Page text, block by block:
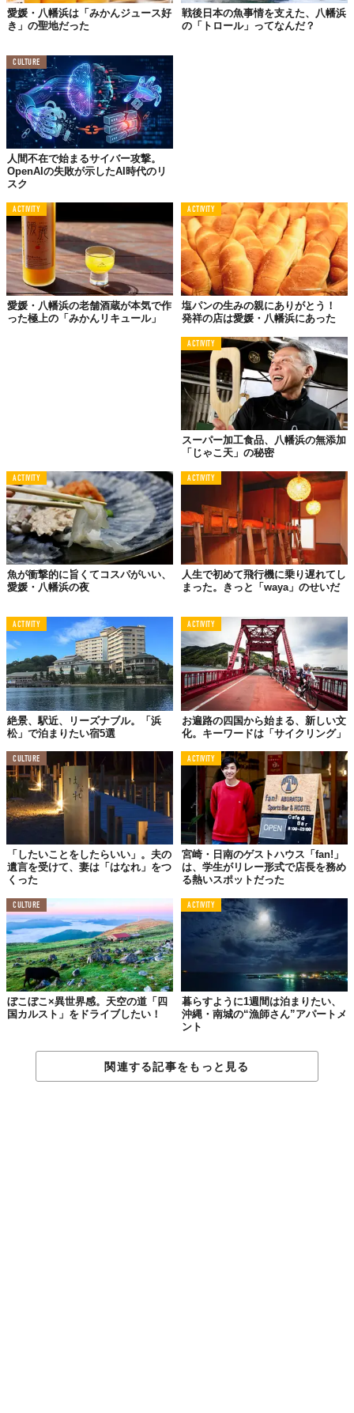
割引あり）。
学ベル。
学校とも塾とも、少し違う。大人と子供の境界線をあいまいにし
ているからこそ、学べることがあるはず。
コダテルで学べるのは、生きるために必要なことやワクワクする
こと、教科書を少しナナメにしたようなことだと思うんです。
みんなで学ぶ、っていうのもいいですよね。
仲間ミツカル。
コダテルはそもそも、いろんな人が集まれる場所。八幡浜に住ん
でいる人も、旅行で来た人も、大人も子供も、ここに集まれば何
か「ワクワク」が始まるような。
立ち上げ、精力的に地域活性に取り組む、濵田規史さん。
みかん農家で育ち、小さい頃から人を楽しませることや、地元を
盛り上げることばかり考えていたそう。一度は就職した金融機関
を退職し、コダテルをオープンしました。
「コダテルはいろいろな使い方ができるんですが、子供た
ちや高校生が下校に立ち寄ったり、主婦の方たちが気軽に
集まって何かイベントの準備をしていたり、地元の人と旅
行者が話せたり、そういう交流が生まれる場にしたいと思
っているんです。みんなが考えている『おもしろいこと』
を形にできればな、って」
愛媛・八幡浜は「みかんジュース好
き」の聖地だった
戦後日本の魚事情を支えた、八幡浜
の「トロール」ってなんだ？
CULTURE
人間不在で始まるサイバー攻撃。
OpenAIの失敗が示したAI時代のリ
スク
ACTIVITY
愛媛・八幡浜の老舗酒蔵が本気で作
った極上の「みかんリキュール」
ACTIVITY
塩パンの生みの親にありがとう！
発祥の店は愛媛・八幡浜にあった
ACTIVITY
スーパー加工食品、八幡浜の無添加
「じゃこ天」の秘密
ACTIVITY
魚が衝撃的に旨くてコスパがいい、
愛媛・八幡浜の夜
ACTIVITY
人生で初めて飛行機に乗り遅れてし
まった。きっと「waya」のせいだ
ACTIVITY
絶景、駅近、リーズナブル。「浜
松」で泊まりたい宿5選
ACTIVITY
お遍路の四国から始まる、新しい文
化。キーワードは「サイクリング」
CULTURE
「したいことをしたらいい」。夫の
遺言を受けて、妻は「はなれ」をつ
くった
ACTIVITY
宮崎・日南のゲストハウス「fan!」
は、学生がリレー形式で店長を務め
る熱いスポットだった
CULTURE
ぼこぼこ×異世界感。天空の道「四
国カルスト」をドライブしたい！
ACTIVITY
暮らすように1週間は泊まりたい、
沖縄・南城の“漁師さん”アパートメ
ント
関連する記事をもっと見る